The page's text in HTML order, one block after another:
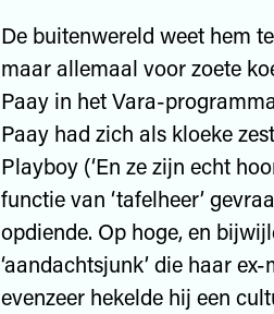
De buitenwereld weet hem
maar allemaal voor zoete
Paay in het Vara-
Paay had zich als kloeke
Playboy (‘En ze zijn echt
functie van ‘tafelheer’
opdiende. Op hoge, en
‘aandachtsjunk’ die haar
evenzeer hekelde hij een